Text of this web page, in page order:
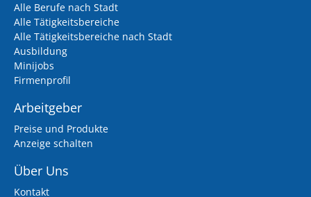
Alle Berufe nach Stadt
Alle Tätigkeitsbereiche
Alle Tätigkeitsbereiche nach Stadt
Ausbildung
Minijobs
Firmenprofil
Arbeitgeber
Preise und Produkte
Anzeige schalten
Über Uns
Kontakt